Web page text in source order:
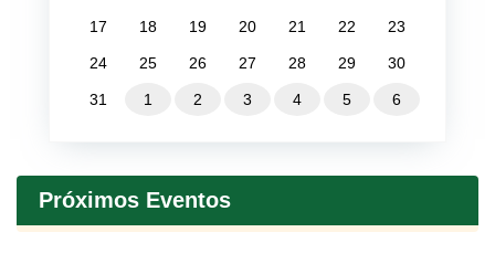
17 18 19 20 21 22 23
24 25 26 27 28 29 30
31 1 2 3 4 5 6
Próximos Eventos